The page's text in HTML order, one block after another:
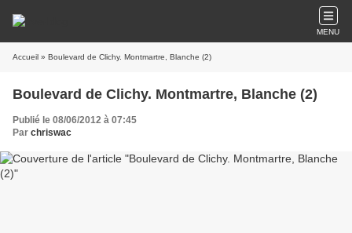
MENU
Accueil » Boulevard de Clichy. Montmartre, Blanche (2)
Boulevard de Clichy. Montmartre, Blanche (2)
Publié le 08/06/2012 à 07:45
Par chriswac